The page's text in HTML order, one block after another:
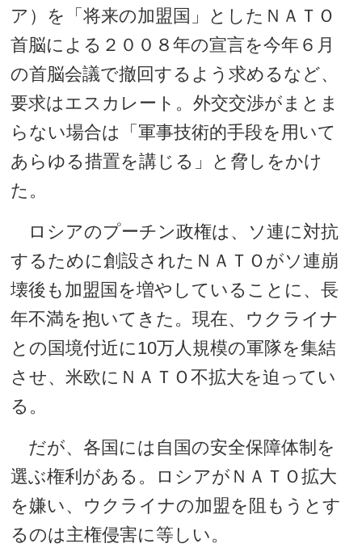
ア）を「将来の加盟国」としたＮＡＴＯ
首脳による２００８年の宣言を今年６月
の首脳会議で撤回するよう求めるなど、
要求はエスカレート。外交交渉がまとま
らない場合は「軍事技術的手段を用いて
あらゆる措置を講じる」と脅しをかけ
た。
ロシアのプーチン政権は、ソ連に対抗
するために創設されたＮＡＴＯがソ連崩
壊後も加盟国を増やしていることに、長
年不満を抱いてきた。現在、ウクライナ
との国境付近に10万人規模の軍隊を集結
させ、米欧にＮＡＴＯ不拡大を迫ってい
る。
だが、各国には自国の安全保障体制を
選ぶ権利がある。ロシアがＮＡＴＯ拡大
を嫌い、ウクライナの加盟を阻もうとす
るのは主権侵害に等しい。